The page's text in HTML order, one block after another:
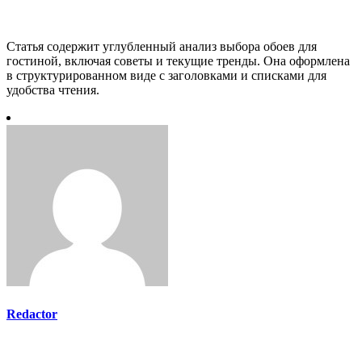
Статья содержит углубленный анализ выбора обоев для
гостиной, включая советы и текущие тренды. Она оформлена
в структурированном виде с заголовками и списками для
удобства чтения.
Redactor